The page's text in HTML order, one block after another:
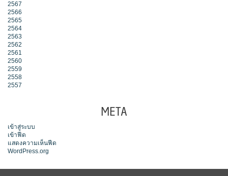
2567
2566
2565
2564
2563
2562
2561
2560
2559
2558
2557
META
เข้าสู่ระบบ
เข้าฟีด
แสดงความเห็นฟีด
WordPress.org